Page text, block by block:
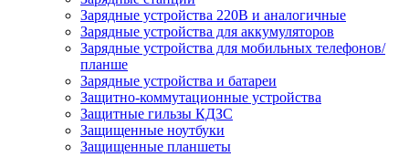
Зарядные устройства 220В и аналогичные
Зарядные устройства для аккумуляторов
Зарядные устройства для мобильных телефонов/
планше
Зарядные устройства и батареи
Защитно-коммутационные устройства
Защитные гильзы КДЗС
Защищенные ноутбуки
Защищенные планшеты